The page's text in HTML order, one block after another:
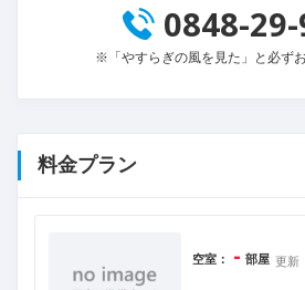
0848-29-
※「やすらぎの風を見た」と必ずお
料金プラン
更新
空室： - 部屋